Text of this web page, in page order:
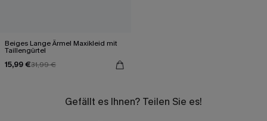
Beiges Lange Ärmel Maxikleid mit
Taillengürtel
15,99 €31,99 €
Gefällt es Ihnen? Teilen Sie es!